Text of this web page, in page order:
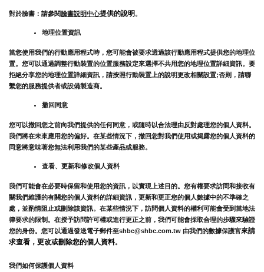
對於臉書：請參閱臉書説明中心提供的說明 。
地理位置資訊
當您使用我們的行動應用程式時，您可能會被要求透過該行動應用程式提供您的地理位
置。您可以通過調整行動裝置的位置服務設定來選擇不共用您的地理位置詳細資訊。要
拒絕分享您的地理位置詳細資訊，請按照行動裝置上的說明更改相關設置;否則，請聯
繫您的服務提供者或設備製造商。
撤回同意
您可以撤回您之前向我們提供的任何同意，或隨時以合法理由反對處理您的個人資料。
我們將在未來應用您的偏好。在某些情況下，撤回您對我們使用或揭露您的個人資料的
同意將意味著您無法利用我們的某些產品或服務。
查看、更新和修改個人資料
我們可能會在必要時保留和使用您的資訊，以實現上述目的。您有權要求訪問和接收有
關我們維護的有關您的個人資料的詳細資訊，更新和更正您的個人數據中的不準確之
處，並酌情阻止或刪除該資訊。在某些情況下，訪問個人資料的權利可能會受到當地法
律要求的限制。在授予訪問許可權或進行更正之前，我們可能會採取合理的步驟來驗證
您的身份。您可以通過發送電子郵件至shbc@shbc.com.tw 由我們的數據保護官來請
求查看，更改或刪除您的個人資料。
我們如何保護個人資料